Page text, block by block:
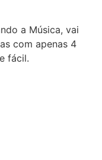
a Música, vai
com apenas 4
fácil.